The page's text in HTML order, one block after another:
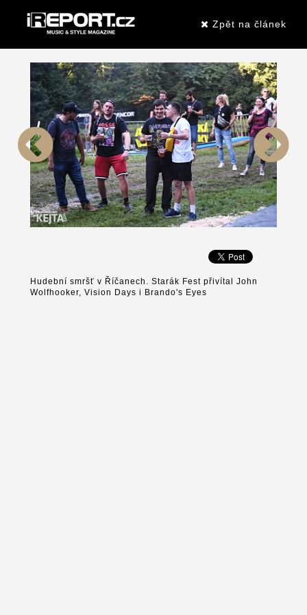
Zpět na článek
Hudební smršť v Říčanech. Starák Fest přivítal John
Wolfhooker, Vision Days i Brando's Eyes